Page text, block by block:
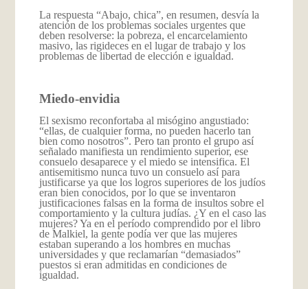
La respuesta “Abajo, chica”, en resumen, desvía la
atención de los problemas sociales urgentes que
deben resolverse: la pobreza, el encarcelamiento
masivo, las rigideces en el lugar de trabajo y los
problemas de libertad de elección e igualdad.
Miedo-envidia
El sexismo reconfortaba al misógino angustiado:
“ellas, de cualquier forma, no pueden hacerlo tan
bien como nosotros”. Pero tan pronto el grupo así
señalado manifiesta un rendimiento superior, ese
consuelo desaparece y el miedo se intensifica. El
antisemitismo nunca tuvo un consuelo así para
justificarse ya que los logros superiores de los judíos
eran bien conocidos, por lo que se inventaron
justificaciones falsas en la forma de insultos sobre el
comportamiento y la cultura judías. ¿Y en el caso las
mujeres? Ya en el período comprendido por el libro
de Malkiel, la gente podía ver que las mujeres
estaban superando a los hombres en muchas
universidades y que reclamarían “demasiados”
puestos si eran admitidas en condiciones de
igualdad.